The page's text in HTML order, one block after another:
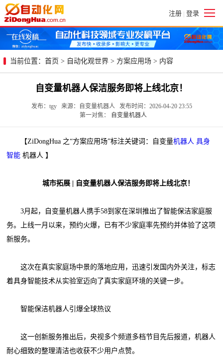
注册 | 登录
当前位置： 首页 > 自动化观世界 > 方案应用场 > 内容
自变量机器人保洁服务即将上线北京！
发布：tgy 来源：自变量机器人 发布时间：2026-04-20 23:55
第一对焦：
自变量机器人
【ZiDongHua 之“方案应用场”标注关键词：自变量机器人 具身
智能 机器人 】
城市拓展 | 自变量机器人保洁服务即将上线北京！
3月起，自变量机器人携手58到家在深圳推出了智能保洁家庭服
务。上线一月以来，预约火爆，已有不少家庭率先预约并体验了这项
新服务。
这次在真实家庭场中景的落地应用，迅速引发国内外关注，标志
着具身智能技术从实验室迈向了真实家庭环境的关键一步。
智能保洁机器人引爆全球热议
这一创新服务推出后，央视多个频道多档节目先后报道，机器人
耐心细致的整理清洁也收获不少用户点赞。